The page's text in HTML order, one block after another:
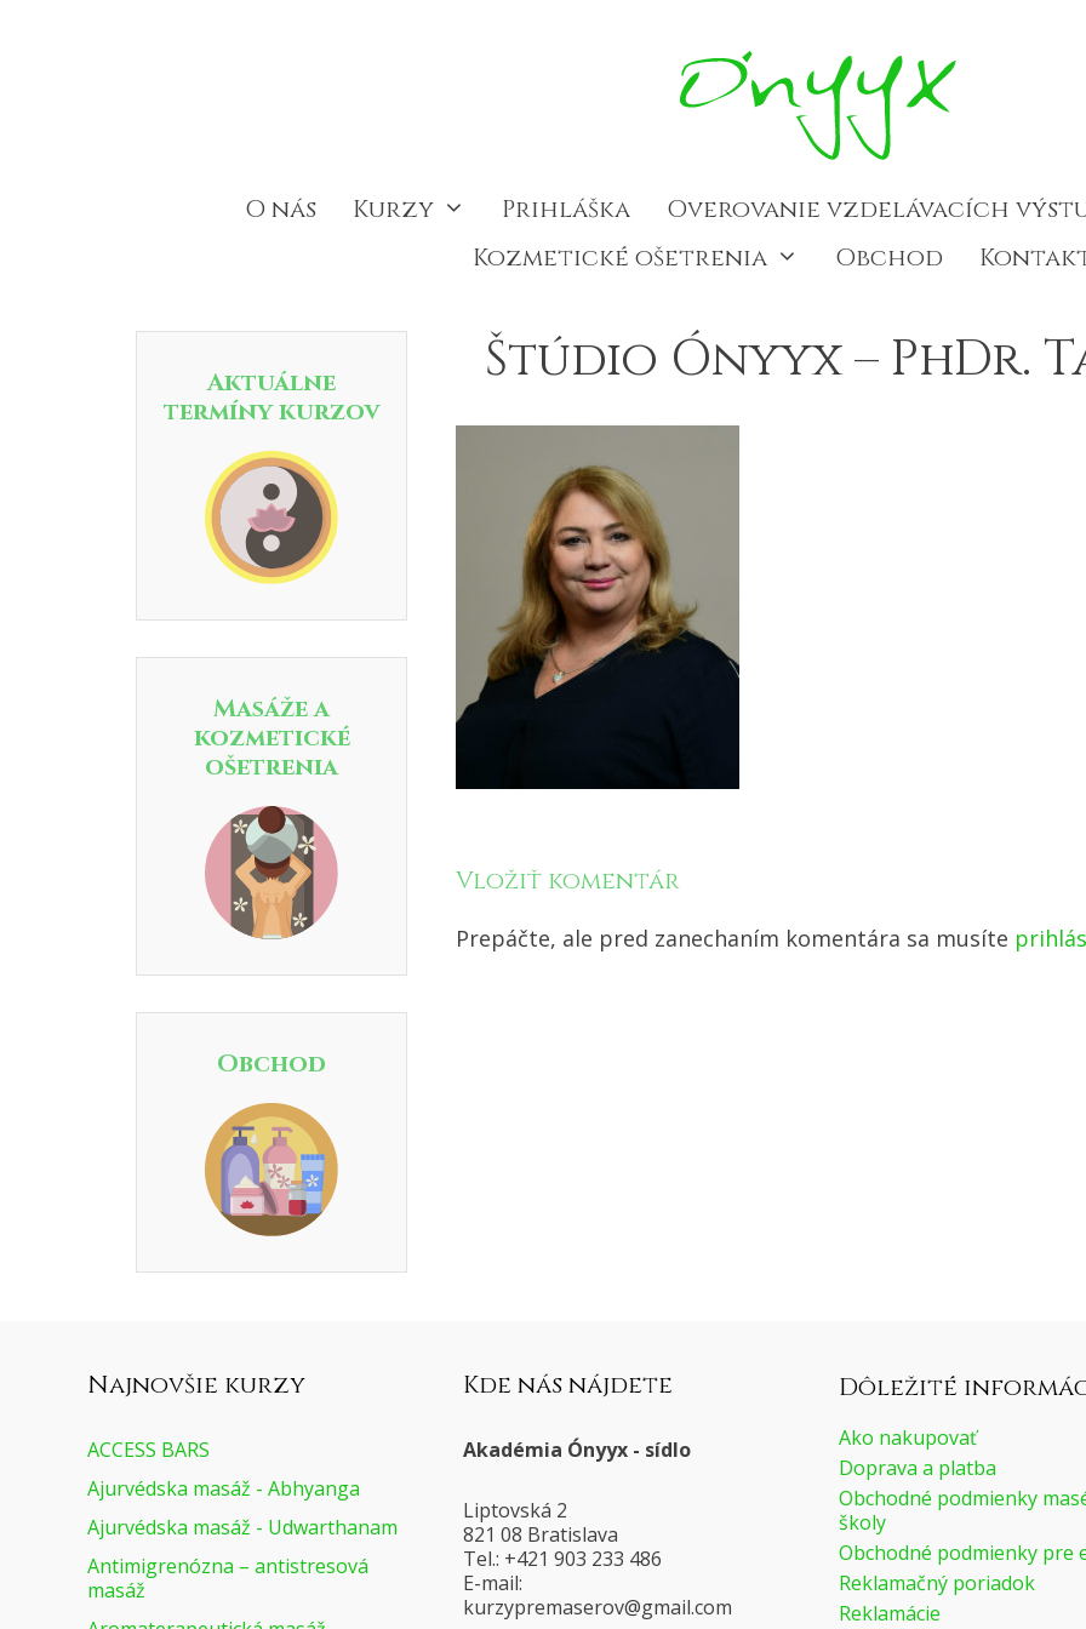
O nás Kurzy Prihláška
Overovanie vzdelávacích
Kozmetické ošetrenia
Obchod
Štúdio Ónyyx – PhDr.
Vložiť komentár
Prepáčte, ale pred zanechaním komentára sa musíte
Aktuálne
termíny kurzov
Masáže a
kozmetické
ošetrenia
Obchod
Najnovšie kurzy
ACCESS BARS
Ajurvédska masáž - Abhyanga
Ajurvédska masáž - Udwarthanam
Antimigrenózna – antistresová
masáž
Kde nás nájdete
Akadémia Ónyyx - sídlo
Liptovská 2
821 08 Bratislava
Tel.: +421 903 233 486
E-mail:
moc.liamg
@voresamerpyzruk
Dôležité
Ako nakupovať
Doprava a platba
Obchodné podmienky
školy
Obchodné podmienky pre
Reklamačný poriadok
Reklamácie